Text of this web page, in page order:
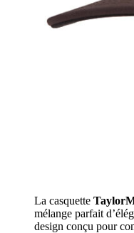
La casquette
mélange parfait
design conçu pour